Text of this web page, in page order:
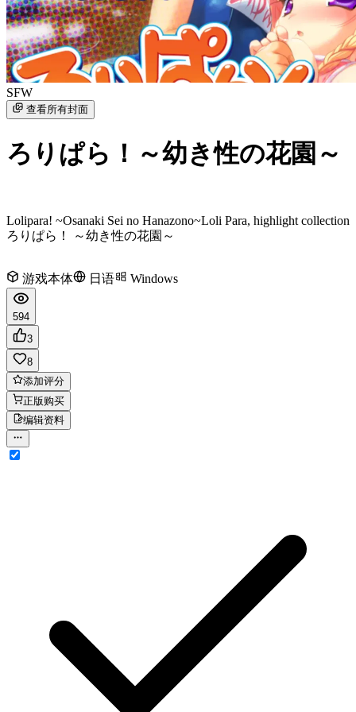
SFW
查看所有封面
ろりぱら！～幼き性の花園～
Lolipara! ~Osanaki Sei no Hanazono~Loli Para, highlight collection
ろりぱら！ ～幼き性の花園～
游戏本体 日语 Windows
594
3
8
添加评分
正版购买
编辑资料